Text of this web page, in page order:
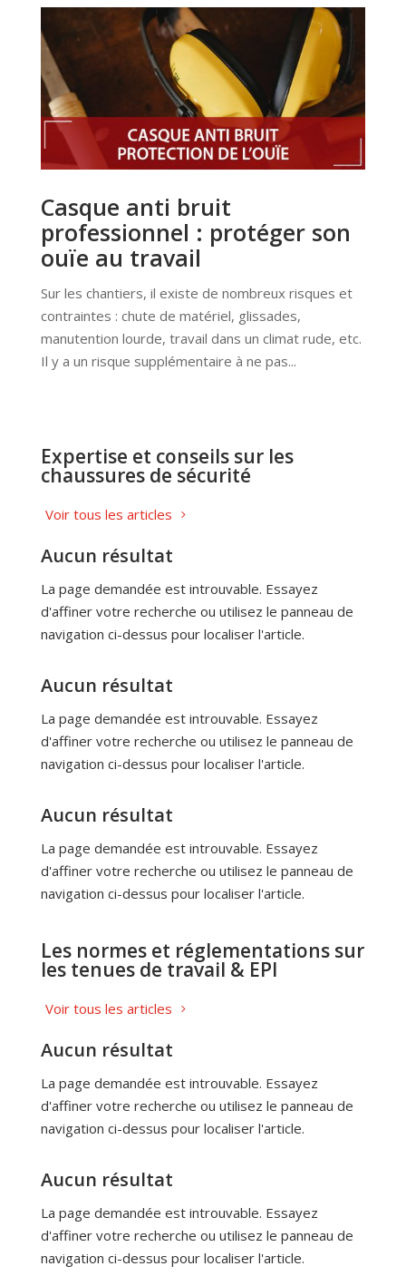
Casque anti bruit
professionnel : protéger son
ouïe au travail
Sur les chantiers, il existe de nombreux risques et
contraintes : chute de matériel, glissades,
manutention lourde, travail dans un climat rude, etc.
Il y a un risque supplémentaire à ne pas...
Expertise et conseils sur les
chaussures de sécurité
Voir tous les articles
Aucun résultat
La page demandée est introuvable. Essayez
d'affiner votre recherche ou utilisez le panneau de
navigation ci-dessus pour localiser l'article.
Aucun résultat
La page demandée est introuvable. Essayez
d'affiner votre recherche ou utilisez le panneau de
navigation ci-dessus pour localiser l'article.
Aucun résultat
La page demandée est introuvable. Essayez
d'affiner votre recherche ou utilisez le panneau de
navigation ci-dessus pour localiser l'article.
Les normes et réglementations sur
les tenues de travail & EPI
Voir tous les articles
Aucun résultat
La page demandée est introuvable. Essayez
d'affiner votre recherche ou utilisez le panneau de
navigation ci-dessus pour localiser l'article.
Aucun résultat
La page demandée est introuvable. Essayez
d'affiner votre recherche ou utilisez le panneau de
navigation ci-dessus pour localiser l'article.